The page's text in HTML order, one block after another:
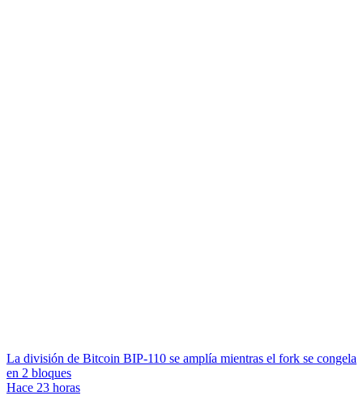
La división de Bitcoin BIP-110 se amplía mientras el fork se congela
en 2 bloques
Hace 23 horas